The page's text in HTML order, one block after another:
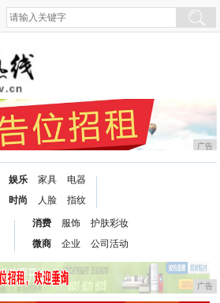
广告
娱乐
时尚
家具
人脸
电器
指纹
消费
微商
服饰
企业
护肤彩妆
公司活动
广告